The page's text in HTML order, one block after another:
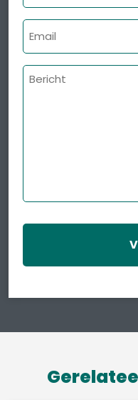
E-
mailadres
Bericht